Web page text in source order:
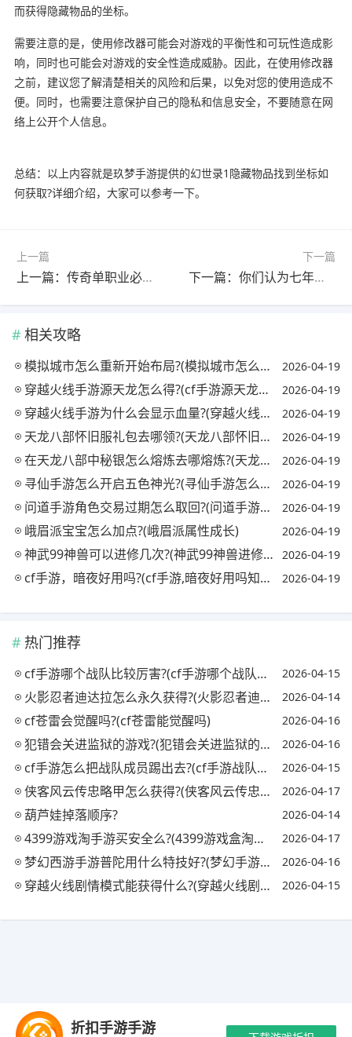
而获得隐藏物品的坐标。
需要注意的是，使用修改器可能会对游戏的平衡性和可玩性造成影
响，同时也可能会对游戏的安全性造成威胁。因此，在使用修改器
之前，建议您了解清楚相关的风险和后果，以免对您的使用造成不
便。同时，也需要注意保护自己的隐私和信息安全，不要随意在网
络上公开个人信息。
总结：以上内容就是玖梦手游提供的幻世录1隐藏物品找到坐标如
何获取?详细介绍，大家可以参考一下。
上一篇
上一篇：传奇单职业必须买哪些技能?(传奇单职业什么职业厉害)
下一篇
下一篇：你们认为七年前的《超兽武装》这部国漫怎么样?(超兽武装全集介绍)
相关攻略
模拟城市怎么重新开始布局?(模拟城市怎么样重新布局) 2026-04-19
穿越火线手游源天龙怎么得?(cf手游源天龙怎么获得) 2026-04-19
穿越火线手游为什么会显示血量?(穿越火线手机版显示的血量怎么开) 2026-04-19
天龙八部怀旧服礼包去哪领?(天龙八部怀旧服哪里有礼包) 2026-04-19
在天龙八部中秘银怎么熔炼去哪熔炼?(天龙八部秘银溶剂怎么获得) 2026-04-19
寻仙手游怎么开启五色神光?(寻仙手游怎么开启五色神光任务) 2026-04-19
问道手游角色交易过期怎么取回?(问道手游角色过期哪里取回) 2026-04-19
峨眉派宝宝怎么加点?(峨眉派属性成长) 2026-04-19
神武99神兽可以进修几次?(神武99神兽进修后属性) 2026-04-19
cf手游，暗夜好用吗?(cf手游,暗夜好用吗知乎) 2026-04-19
热门推荐
cf手游哪个战队比较厉害?(cf手游哪个战队最强) 2026-04-15
火影忍者迪达拉怎么永久获得?(火影忍者迪达拉怎么获取) 2026-04-14
cf苍雷会觉醒吗?(cf苍雷能觉醒吗) 2026-04-16
犯错会关进监狱的游戏?(犯错会关进监狱的游戏吗) 2026-04-16
cf手游怎么把战队成员踢出去?(cf手游战队怎么踢人) 2026-04-15
侠客风云传忠略甲怎么获得?(侠客风云传忠略甲对自己) 2026-04-17
葫芦娃掉落顺序? 2026-04-14
4399游戏淘手游买安全么?(4399游戏盒淘号有用吗) 2026-04-17
梦幻西游手游普陀用什么特技好?(梦幻手游普陀必备特技) 2026-04-16
穿越火线剧情模式能获得什么?(穿越火线剧情模式怎么过) 2026-04-15
折扣手游手游
Copyright © 2021-2035 玖梦手游 版权所有 网站备案号：